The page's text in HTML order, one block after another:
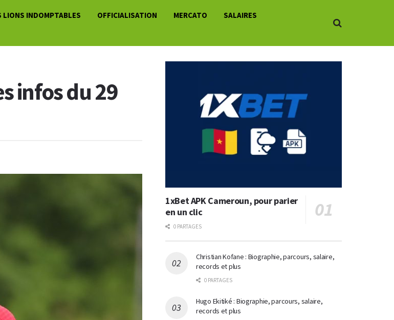
LIONS INDOMPTABLES OFFICIALISATION MERCATO
SALAIRES
infos du 29
1xBet APK Cameroun, pour parier
en un clic
0 PARTAGES
Christian Kofane : Biographie, parcours, salaire,
records et plus
0 PARTAGES
Hugo Ekitiké : Biographie, parcours, salaire,
records et plus